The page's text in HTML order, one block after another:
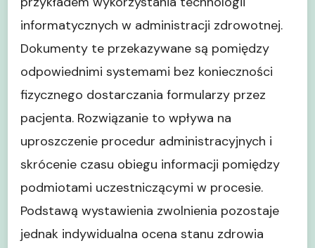
informatycznych w administracji zdrowotnej.
Dokumenty te przekazywane są pomiędzy
odpowiednimi systemami bez konieczności
fizycznego dostarczania formularzy przez
pacjenta. Rozwiązanie to wpływa na
uproszczenie procedur administracyjnych i
skrócenie czasu obiegu informacji pomiędzy
podmiotami uczestniczącymi w procesie.
Podstawą wystawienia zwolnienia pozostaje
jednak indywidualna ocena stanu zdrowia